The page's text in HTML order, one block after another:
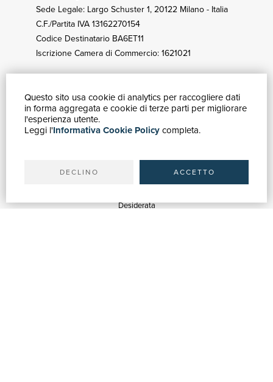
Questo sito usa cookie di analytics per raccogliere dati
in forma aggregata e cookie di terze parti per migliorare
l'esperienza utente.
Leggi l'Informativa Cookie Policycompleta.
DECLINO ACCETTO
Sede Legale: Largo Schuster 1, 20122 Milano - Italia
C.F./Partita IVA 13162270154
Codice Destinatario BA6ET11
Iscrizione Camera di Commercio: 1621021
GUIDA ACQUISTI
Catalogo
Ricerca avanzata
Spedizioni
Desiderata